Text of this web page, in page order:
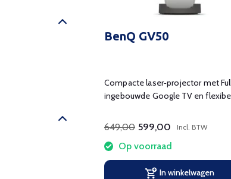
BenQ GV50
Compacte laser‑projector met
ingebouwde Google TV en
649,00 599,00 Incl. BTW
Op voorraad
In winkelwagen